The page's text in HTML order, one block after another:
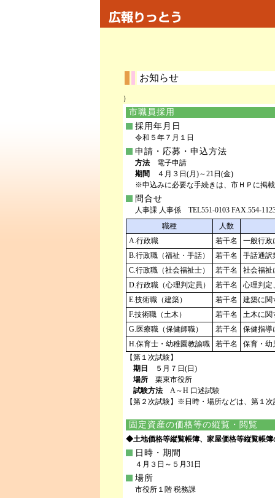
お知らせ
）
市職員採用
採用年月日
令和５年７月１日
申請・応募・申込方法
方法 電子申請
期間 ４月３日(月)～21日(金)
※申込みに必要な手続きは、市ＨＰに掲載
問合せ
人事課 人事係 TEL551-0103 FAX.554-
職種
人数
A.行政職
若干名
一般行政
B.行政職（福祉・手話）
若干名
手話通訳
C.行政職（社会福祉士）
若干名
社会福祉
D.行政職（心理判定員）
若干名
心理判定
E.技術職（建築）
若干名
建築に関
F.技術職（土木）
若干名
土木に関
G.医療職（保健師職）
若干名
保健指導
H.保育士・幼稚園教諭職
若干名
保育・幼
【第１次試験】
期日
５月７日(日)
場所 栗東市役所
試験方法 A～H 口述試験
【第２次試験】※日時・場所などは、第１
固定資産の価格等の縦覧・閲覧
◆土地価格等縦覧帳簿、家屋価格等縦覧帳簿
日時・期間
４月３日～５月31日
場所
市役所１階 税務課